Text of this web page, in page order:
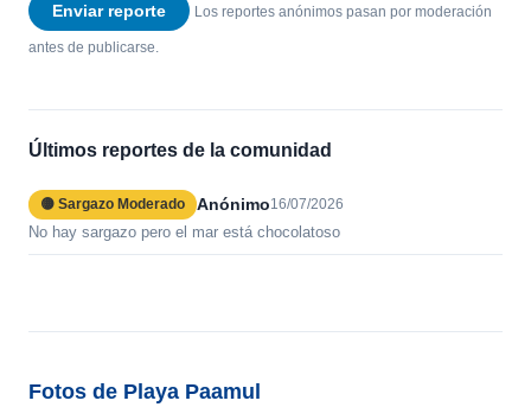
Enviar reporte Los reportes anónimos pasan por moderación
antes de publicarse.
Últimos reportes de la comunidad
🟡 Sargazo Moderado Anónimo16/07/2026
No hay sargazo pero el mar está chocolatoso
Fotos de Playa Paamul